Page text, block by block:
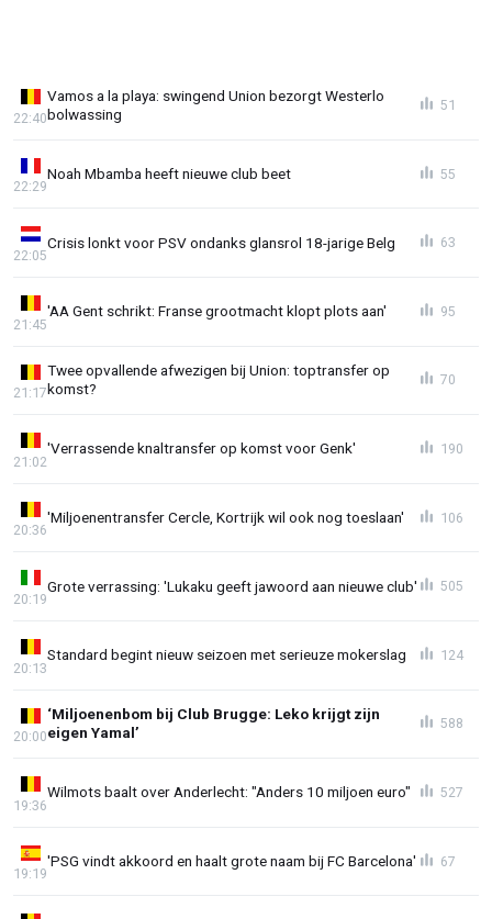
Vamos a la playa: swingend Union bezorgt Westerlo
bolwassing
22:40
51
Noah Mbamba heeft nieuwe club beet
22:29
55
Crisis lonkt voor PSV ondanks glansrol 18-jarige Belg
22:05
63
'AA Gent schrikt: Franse grootmacht klopt plots aan'
21:45
95
Twee opvallende afwezigen bij Union: toptransfer op
komst?
21:17
70
'Verrassende knaltransfer op komst voor Genk'
21:02
190
'Miljoenentransfer Cercle, Kortrijk wil ook nog toeslaan'
20:36
106
Grote verrassing: 'Lukaku geeft jawoord aan nieuwe club'
20:19
505
Standard begint nieuw seizoen met serieuze mokerslag
20:13
124
‘Miljoenenbom bij Club Brugge: Leko krijgt zijn
eigen Yamal’
20:00
588
Wilmots baalt over Anderlecht: "Anders 10 miljoen euro"
19:36
527
'PSG vindt akkoord en haalt grote naam bij FC Barcelona'
19:19
67